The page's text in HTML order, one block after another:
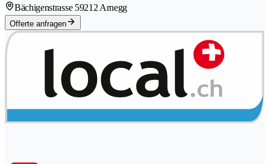
Bächigenstrasse 59212 Arnegg
Offerte anfragen